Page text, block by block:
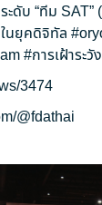
“ทีม SAT”
นยุคดิจิทัล
#การเฝ้าระวัง
3474
@fdathai